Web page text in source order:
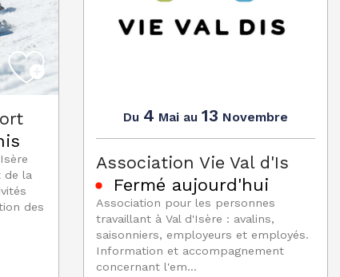
de la
des
Du 4 Mai au 13 Novembre
Association Vie Val d'Is
Fermé aujourd'hui
Association pour les personnes
travaillant à Val d'Isère : avalins,
saisonniers, employeurs et employés.
Information et accompagnement
concernant l'em...